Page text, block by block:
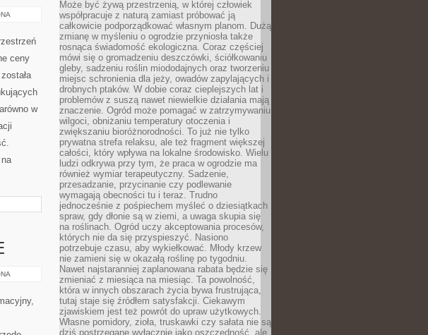
ceny
w
Może być żywą przestrzenią, w której człowiek
współpracuje z naturą zamiast próbować ją
całkowicie podporządkować własnym planom. Dużą
zmianę w myśleniu o ogrodzie przyniosła także
rosnąca świadomość ekologiczna. Coraz częściej
mówi się o gromadzeniu deszczówki, ściółkowaniu
gleby, sadzeniu roślin miododajnych oraz tworzeniu
miejsc schronienia dla jeży, owadów zapylających i
drobnych ptaków. W dobie coraz cieplejszych lat i
problemów z suszą nawet niewielkie działania mają
znaczenie. Ogród może pomagać w zatrzymywaniu
wilgoci, obniżaniu temperatury otoczenia i
zwiększaniu bioróżnorodności. To już nie tylko
prywatna strefa relaksu, ale też fragment większej
całości, który wpływa na lokalne środowisko. Wielu
ludzi odkrywa przy tym, że praca w ogrodzie ma
również wymiar terapeutyczny. Sadzenie,
przesadzanie, przycinanie czy podlewanie
wymagają obecności tu i teraz. Trudno
jednocześnie z pośpiechem myśleć o dziesiątkach
spraw, gdy dłonie są w ziemi, a uwaga skupia się
na roślinach. Ogród uczy akceptowania procesów,
których nie da się przyspieszyć. Nasiono
potrzebuje czasu, aby wykiełkować. Młody krzew
nie zamieni się w okazałą roślinę po tygodniu.
Nawet najstaranniej zaplanowana rabata będzie się
zmieniać z miesiąca na miesiąc. Ta powolność,
która w innych obszarach życia bywa frustrująca,
tutaj staje się źródłem satysfakcji. Ciekawym
zjawiskiem jest też powrót do upraw użytkowych.
Własne pomidory, zioła, truskawki czy sałata nie są
dziś postrzegane wyłącznie jako oszczędność, ale